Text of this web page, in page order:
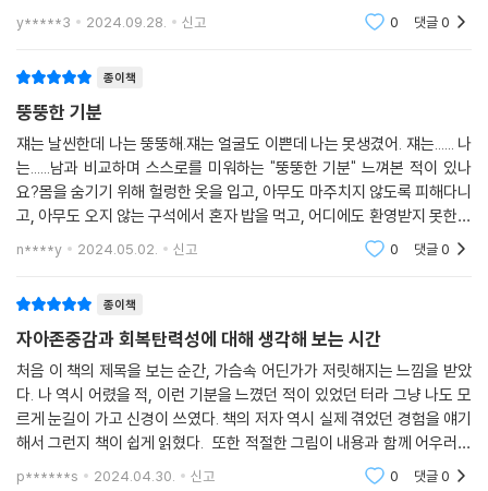
●어린이·청소년문학에 새로운 패러다임을 제시하는 운문형 이야기
이고 세밀하게 전하는 작품이다. 그가 자신에게 느끼는 혐오, 수치심, 타인
에 대한 동경 등을 여과 없이 전달하고 있는데, 1인칭 윌이 쓴 일기 형식으
로 작품이 구성되어 있기에 감정들이 독자들에게 더 생생하게 와닿는다.
게다가 이 일기는 산문형이 아닌 운문형으로 쓰여 있다. 즉 빠른 호흡으로
끊어 가며, 운율감 있게 윌의 감정을 읽다 보면 그의 감정에 더 깊이 몰입할
수 있게 되는 것이다.
다 먹어 치우고/ 싶었다.// 하지만/ 방을/ 나서기 직전,/ 머릿속에/ 들려오
는/ 목소리가 있었다./ 내 목소리가 맞지만/ 어쩐지 내가/ 아닌 것 같은/ 목
소리. -본문 중에서
이렇듯 시처럼 일렬로 나열되어 끊어 읽을 수 있는 구성은 윌의 감정에 따
라 다양한 모양으로 변주된다.
어딜 봐도
리 하지 않으려구요.한번 읽고 두번째 다시 읽고있어 있어
요
y*****3 2024.09.28. 신고 0 댓글0
종이책
뚱뚱한 기분
쟤는 날씬한데 나는 뚱뚱해.쟤는 얼굴도 이쁜데 나는 못생겼어. 쟤는...... 나
는......남과 비교하며 스스로를 미워하는 "뚱뚱한 기분" 느껴본 적이 있나
요?몸을 숨기기 위해 헐렁한 옷을 입고, 아무도 마주치지 않도록 피해다니
고, 아무도 오지 않는 구석에서 혼자 밥을 먹고, 어디에도 환영받지 못한다
는 기분.이 책은 윌 챔버스의 솔직한 마음이 담긴 일기장입니다.윌이 4학
년 때 윌은
n****y 2024.05.02. 신고 0 댓글0
종이책
자아존중감과 회복탄력성에 대해 생각해 보는 시간
처음 이 책의 제목을 보는 순간, 가슴속 어딘가가 저릿해지는 느낌을 받았
다. 나 역시 어렸을 적, 이런 기분을 느꼈던 적이 있었던 터라 그냥 나도 모
르게 눈길이 가고 신경이 쓰였다. 책의 저자 역시 실제 겪었던 경험을 얘기
해서 그런지 책이 쉽게 읽혔다. 또한 적절한 그림이 내용과 함께 어우러져
독자들로 하여금 주인공의 감정 이입에 더욱 몰입할 수 있게 만들어주었
p******s 2024.04.30. 신고 0 댓글0